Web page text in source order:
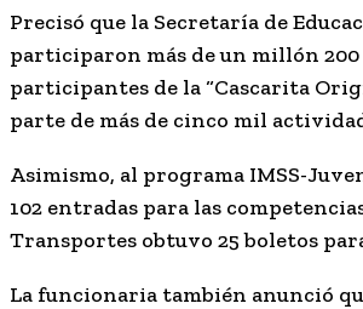
Precisó que la Secretaría de
participaron más de un millón 200
participantes de la “Cascarita
parte de más de cinco mil
Asimismo, al programa IMSS-
102 entradas para las
Transportes obtuvo 25 boletos
La funcionaria también anunció